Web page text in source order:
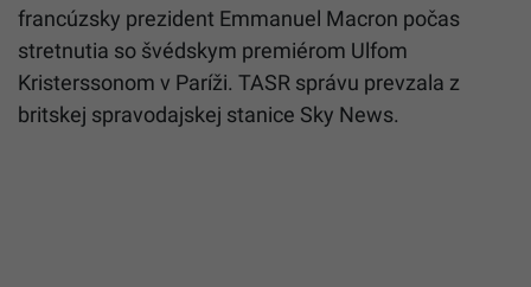
francúzsky prezident Emmanuel Macron počas
stretnutia so švédskym premiérom Ulfom
Kristerssonom v Paríži. TASR správu prevzala z
britskej spravodajskej stanice Sky News.